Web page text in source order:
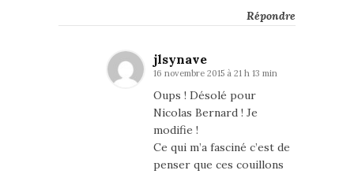
Répondre
jlsynave
16 novembre 2015 à 21 h 13 min
Oups ! Désolé pour
Nicolas Bernard ! Je
modifie !
Ce qui m’a fasciné c’est de
penser que ces couillons